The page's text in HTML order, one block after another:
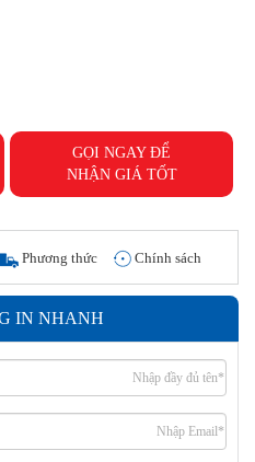
GỌI NGAY ĐỂ
NHẬN GIÁ TỐT
Phương thức
hàng
Chính sách
IN NHANH